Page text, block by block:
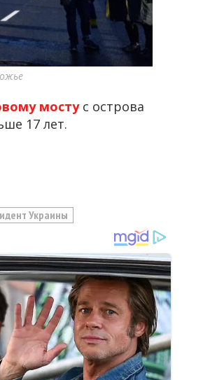
мостус острова
17 лет.
Украины